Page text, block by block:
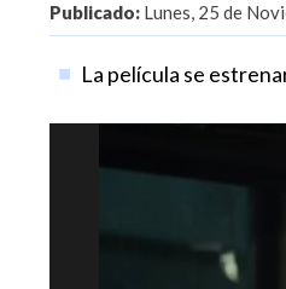
Publicado: Lunes, 25 de
La película se